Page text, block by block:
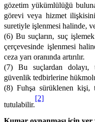
gözetim yükümlülüğü
görevi veya hizmet
suretiyle işlenmesi halinde,
(6) Bu suçların, suç
çerçevesinde işlenmesi
ceza yarı oranında artırılır.
(7) Bu suçlardan dolayı,
güvenlik tedbirlerine
(8) Fuhşa sürüklenen kişi,
tutulabilir.
[2]